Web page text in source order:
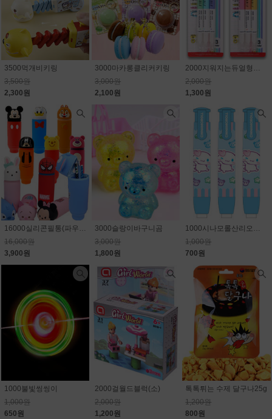
3500먹개비키링
3,500원
2,300원
3000마카롱클리커키링
3,000원
2,100원
2000지워지는듀얼형광펜
2,000원
1,300원
16000실리콘필통(파우치)_캐릭터 랜덤(마블,스티치,디즈니)75.6% 할인
16,000원
3,900원
3000슬랑이바구니곰
3,000원
1,800원
1000시나모롤산리오노크식지우개
1,000원
700원
1000불빛씽씽이
1,000원
650원
2000걸월드블럭(소)
2,000원
1,200원
톡톡튀는 수제 달구나25g
1,200원
800원